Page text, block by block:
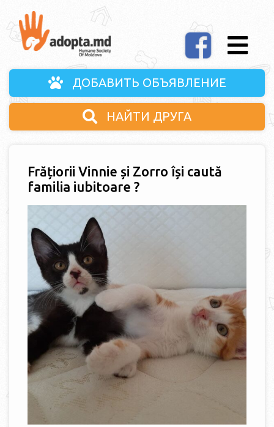
ДОБАВИТЬ ОБЪЯВЛЕНИЕ
НАЙТИ ДРУГА
Frățiorii Vinnie și Zorro își caută
familia iubitoare ?